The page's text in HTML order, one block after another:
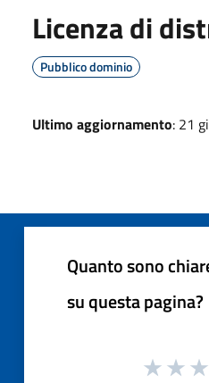
Licenza di
Pubblico dominio
Ultimo aggiornamento: 21
Quanto sono
su questa pagina?